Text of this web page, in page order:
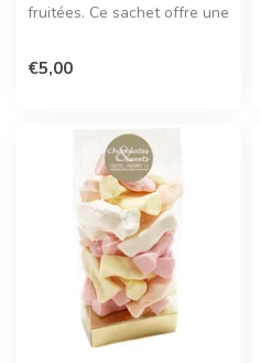
fruitées. Ce sachet offre une
€5,00